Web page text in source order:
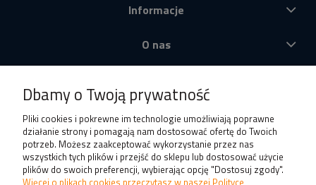
Informacje
O nas
Dbamy o Twoją prywatność
Pliki cookies i pokrewne im technologie umożliwiają poprawne
działanie strony i pomagają nam dostosować ofertę do Twoich
potrzeb. Możesz zaakceptować wykorzystanie przez nas
wszystkich tych plików i przejść do sklepu lub dostosować użycie
plików do swoich preferencji, wybierając opcję "Dostosuj zgody".
Więcej o plikach cookies przeczytasz w naszej Polityce